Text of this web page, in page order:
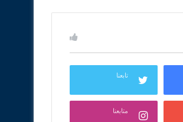
تابعنا
متابعنا